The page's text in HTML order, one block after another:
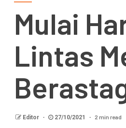
Mulai
Lintas
Editor 27/10/2021 2 min read